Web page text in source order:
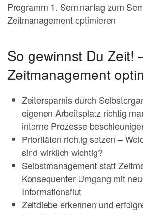
Programm 1. Seminartag zum
Zeitmanagement optimieren
So gewinnst Du Zeit!
Zeitmanagement
Zeitersparnis durch
eigenen Arbeitsplatz richtig
interne Prozesse
Prioritäten richtig setzen –
sind wirklich wichtig?
Selbstmanagement statt
Konsequenter Umgang mit
Informationsflut
Zeitdiebe erkennen und